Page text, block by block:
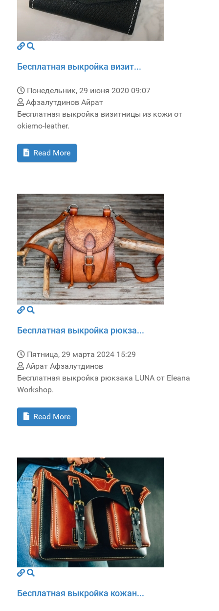
Бесплатная выкройка визит...
Понедельник, 29 июня 2020 09:07
Афзалутдинов Айрат
Бесплатная выкройка визитницы из кожи от
okiemo-leather.
Read More
Бесплатная выкройка рюкза...
Пятница, 29 марта 2024 15:29
Айрат Афзалутдинов
Бесплатная выкройка рюкзака LUNA от Eleana
Workshop.
Read More
Бесплатная выкройка кожан...